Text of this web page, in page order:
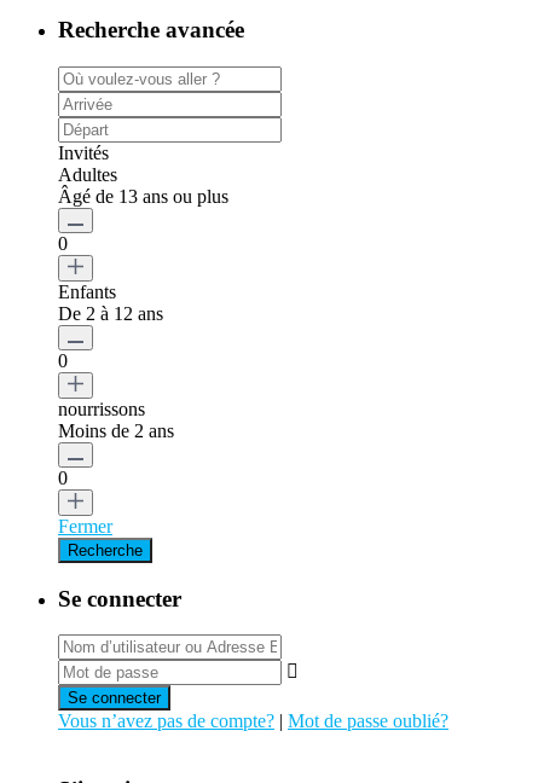
Recherche avancée
Invités
Adultes
Âgé de 13 ans ou plus
0
Enfants
De 2 à 12 ans
0
nourrissons
Moins de 2 ans
0
Fermer
Se connecter
Se connecter
Vous n’avez pas de compte? | Mot de passe oublié?